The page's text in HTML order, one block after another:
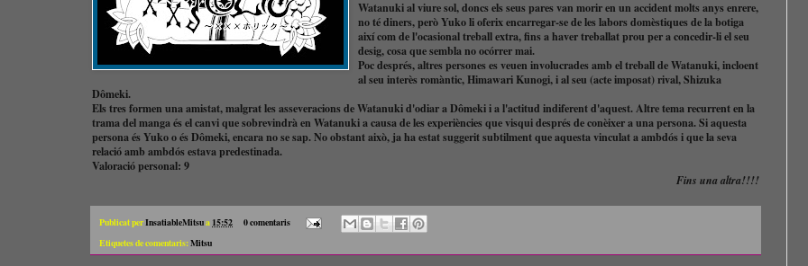
Watanuki al viure sol, doncs els seus pares van morir en un accident molts anys enrere,
no té diners, però Yuko li oferix encarregar-se de les labors domèstiques de la botiga
així com de l'ocasional treball extra, fins a haver treballat prou per a concedir-li el seu
desig, cosa que sembla no ocórrer mai.
Poc després, altres persones es veuen involucrades amb el treball de Watanuki, incloent
al seu interès romàntic, Himawari Kunogi, i al seu (acte imposat) rival, Shizuka
Dômeki.
Els tres formen una amistat, malgrat les asseveracions de Watanuki d'odiar a Dômeki i a l'actitud indiferent d'aquest. Altre tema recurrent en la
trama del manga és el canvi que sobrevindrà en Watanuki a causa de les experiències que visqui després de conèixer a una persona. Si aquesta
persona és Yuko o és Dômeki, encara no se sap. No obstant això, ja ha estat suggerit subtilment que aquesta vinculat a ambdós i que la seva
relació amb ambdós estava predestinada.
Valoració personal: 9
Fins una altra!!!!
Publicat perInsatiableMitsua 15:52
0 comentaris
Etiquetes de comentaris:Mitsu